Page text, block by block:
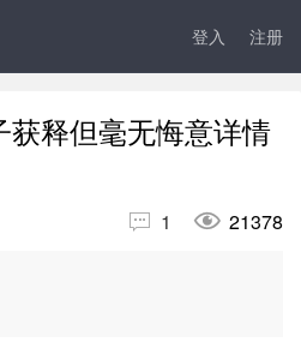
登入 注册
释但毫无悔意详情
 1  21378